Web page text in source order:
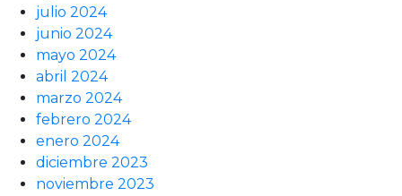
julio 2024
junio 2024
mayo 2024
abril 2024
marzo 2024
febrero 2024
enero 2024
diciembre 2023
noviembre 2023